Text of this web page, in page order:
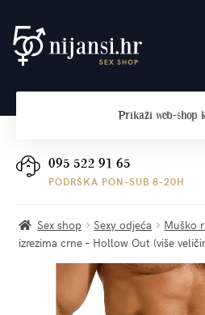
Preskoči
na
Skoči
do
Plaćanje i dostava
Prikaži web-shop
095 522 91 65
PODRŠKA PON-SUB 8-20H
Sex shop Sexy odjeća Muško
izrezima crne – Hollow Out (više